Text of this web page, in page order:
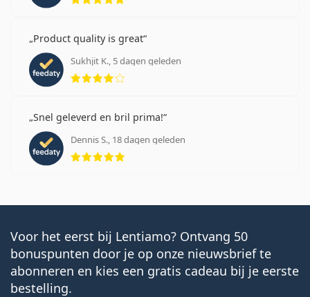
Product quality is great
Sukhjit K., 5 dagen geleden
Beoordeling 4 van 5
Snel geleverd en bril prima!
Dennis S., 18 dagen geleden
Beoordeling 5 van 5
Voor het eerst bij Lentiamo? Ontvang 50
bonuspunten door je op onze nieuwsbrief te
abonneren en kies een gratis cadeau bij je eerste
bestelling.